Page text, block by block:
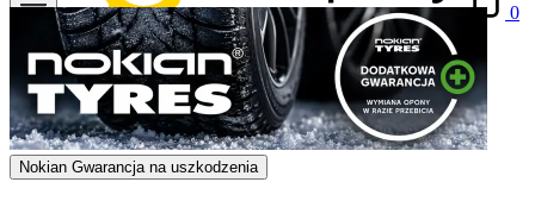
0
Nokian Gwarancja na uszkodzenia